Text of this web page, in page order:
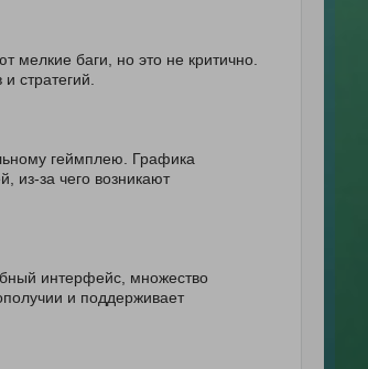
мелкие баги, но это не критично.
стратегий.
геймплею. Графика
из-за чего возникают
интерфейс, множество
и поддерживает